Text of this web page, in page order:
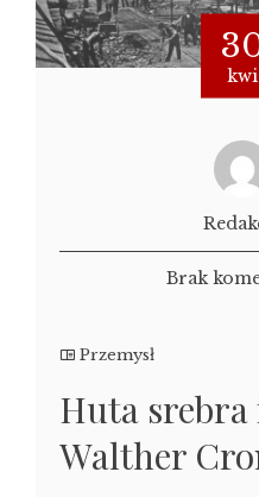
kwi
Brak
Przemysł
Huta srebra
Walther